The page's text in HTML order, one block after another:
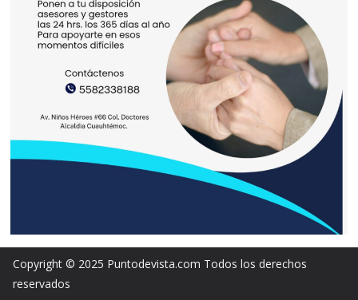
Copyright © 2025 Puntodevista.com Todos los derechos
reservados